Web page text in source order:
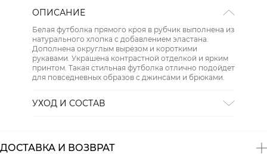
ОПИСАНИЕ
Белая футболка прямого кроя в рубчик выполнена из
натурального хлопка с добавлением эластана.
Дополнена округлым вырезом и короткими
рукавами. Украшена контрастной отделкой и ярким
принтом. Такая стильная футболка отлично подойдет
для повседневных образов с джинсами и брюками.
УХОД И СОСТАВ
ДОСТАВКА И ВОЗВРАТ